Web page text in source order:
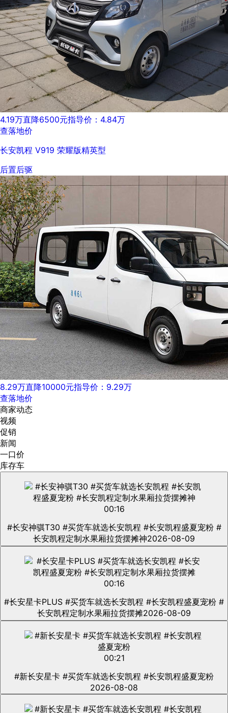
4.19万直降6500元指导价：4.84万
查落地价
长安凯程 V919 荣耀版精英型
后置后驱
8.29万直降10000元指导价：9.29万
查落地价
商家动态
视频
促销
新闻
一口价
库存车
00:16
#长安神骐T30 #买货车就选长安凯程 #长安凯程盛夏宠粉 #
长安凯程定制水果厢拉货摆摊神2026-08-09
00:16
#长安星卡PLUS #买货车就选长安凯程 #长安凯程盛夏宠粉 #
长安凯程定制水果厢拉货摆摊2026-08-09
00:21
#新长安星卡 #买货车就选长安凯程 #长安凯程盛夏宠粉
2026-08-08